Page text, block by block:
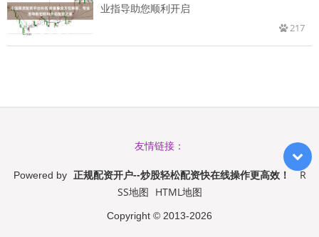
业指导助您顺利开启
217
友情链接：
Powered by 正规配资开户--炒股轻松配资快在线操作更高效！
R
SS地图 HTML地图
Copyright © 2013-2026